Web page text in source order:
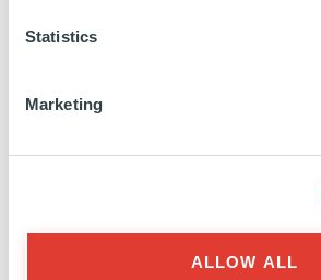
Statistics
Marketing
ALLOW ALL
https://www.linkedin.com/in/john-
1631837/